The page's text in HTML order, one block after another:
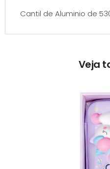
Cantil de Aluminio de
Veja